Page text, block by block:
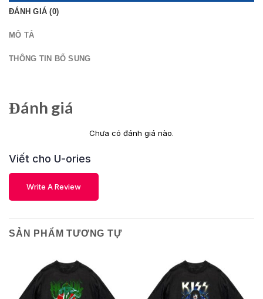
ĐÁNH GIÁ (0)
MÔ TẢ
THÔNG TIN BỔ SUNG
Đánh giá
Chưa có đánh giá nào.
Viết cho U-ories
Write A Review
SẢN PHẨM TƯƠNG TỰ